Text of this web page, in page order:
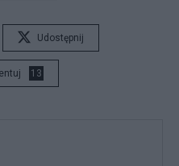
Udostępnij
13